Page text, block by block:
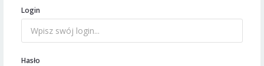
Login
Hasło